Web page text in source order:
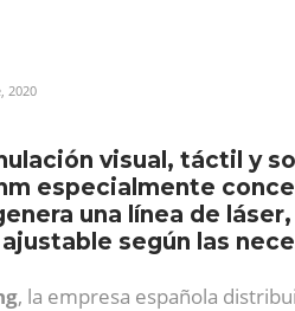
2020
visual, táctil y
especialmente
una línea de
según las
, la empresa española